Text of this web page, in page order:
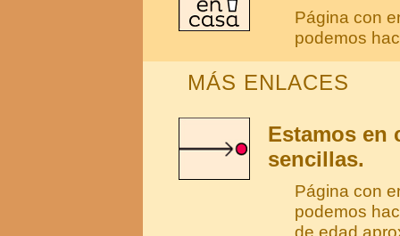
Página con
podemos
MÁS ENLACES
Estamos en
sencillas.
Página con
podemos
de edad